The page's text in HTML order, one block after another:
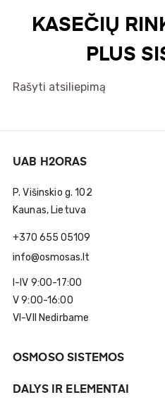
KASEČIŲ
PLUS
Rašyti atsiliepimą
UAB H2ORAS
P. Višinskio g. 102
Kaunas, Lietuva
+370 655 05109
info@osmosas.lt
I-IV 9:00-17:00
V 9:00-16:00
VI-VII Nedirbame
OSMOSO SISTEMOS
DALYS IR ELEMENTAI